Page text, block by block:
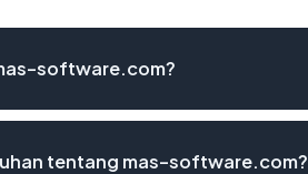
software.com?
tentang mas-software.com?